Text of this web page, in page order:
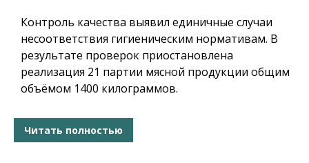
Контроль качества выявил единичные случаи
несоответствия гигиеническим нормативам. В
результате проверок приостановлена
реализация 21 партии мясной продукции общим
объёмом 1400 килограммов.
Читать полностью